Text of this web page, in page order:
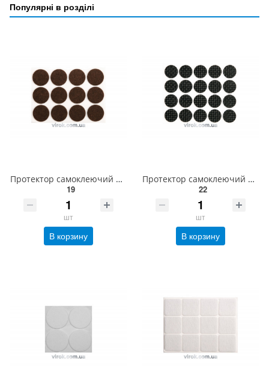
Популярні в розділі
Протектор самоклеючий повстяний VOREL, Ø=28мм/12шт. (коричневі) [60/720] 74853
19
шт
В корзину
Протектор самоклеючий антиковзкий VOREL Ø= 20 мм, упак. 20 шт. (чорні) [60/720] 74818
22
шт
В корзину